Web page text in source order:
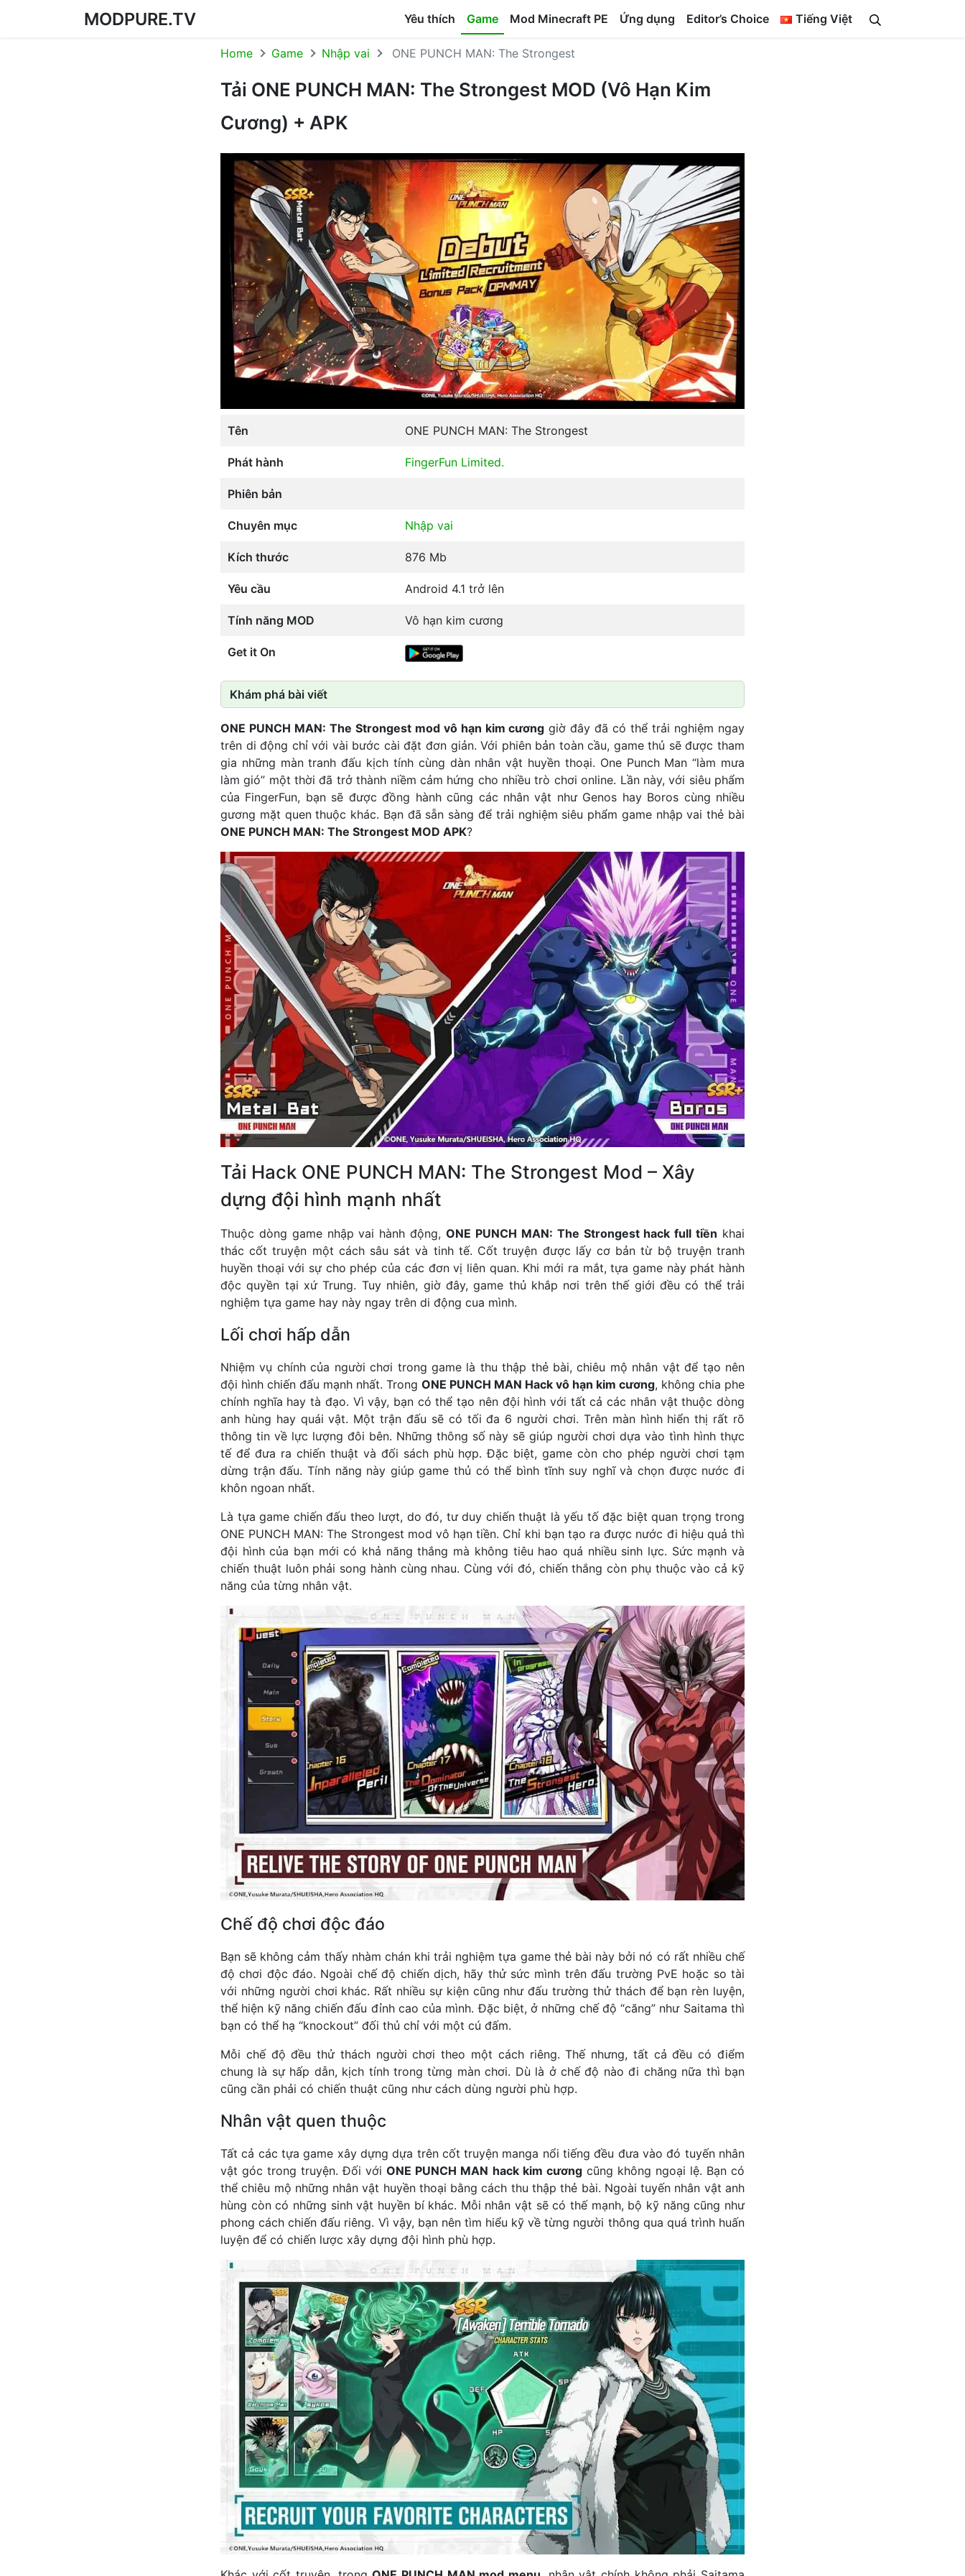
MODPURE.TV Yêu thích Game Mod Minecraft PE Ứng dụng Editor’s Choice Tiếng Việt
Home Game Nhập vai ONE PUNCH MAN: The Strongest
Tải ONE PUNCH MAN: The Strongest MOD (Vô Hạn Kim
Cương) + APK
Tên ONE PUNCH MAN: The Strongest
Phát hành FingerFun Limited.
Phiên bản
Chuyên mục Nhập vai
Kích thước 876 Mb
Yêu cầu Android 4.1 trở lên
Tính năng MOD Vô hạn kim cương
Get it On
Khám phá bài viết
ONE PUNCH MAN: The Strongest mod vô hạn kim cương giờ đây đã có thể trải nghiệm ngay
trên di động chỉ với vài bước cài đặt đơn giản. Với phiên bản toàn cầu, game thủ sẽ được tham
gia những màn tranh đấu kịch tính cùng dàn nhân vật huyền thoại. One Punch Man “làm mưa
làm gió” một thời đã trở thành niềm cảm hứng cho nhiều trò chơi online. Lần này, với siêu phẩm
của FingerFun, bạn sẽ được đồng hành cũng các nhân vật như Genos hay Boros cùng nhiều
gương mặt quen thuộc khác. Bạn đã sẵn sàng để trải nghiệm siêu phẩm game nhập vai thẻ bài
ONE PUNCH MAN: The Strongest MOD APK?
Tải Hack ONE PUNCH MAN: The Strongest Mod – Xây
dựng đội hình mạnh nhất
Thuộc dòng game nhập vai hành động,ONE PUNCH MAN: The Strongest hack full tiền khai
thác cốt truyện một cách sâu sát và tinh tế. Cốt truyện được lấy cơ bản từ bộ truyện tranh
huyền thoại với sự cho phép của các đơn vị liên quan. Khi mới ra mắt, tựa game này phát hành
độc quyền tại xứ Trung. Tuy nhiên, giờ đây, game thủ khắp nơi trên thế giới đều có thể trải
nghiệm tựa game hay này ngay trên di động cua mình.
Lối chơi hấp dẫn
Nhiệm vụ chính của người chơi trong game là thu thập thẻ bài, chiêu mộ nhân vật để tạo nên
đội hình chiến đấu mạnh nhất. Trong ONE PUNCH MAN Hack vô hạn kim cương, không chia phe
chính nghĩa hay tà đạo. Vì vậy, bạn có thể tạo nên đội hình với tất cả các nhân vật thuộc dòng
anh hùng hay quái vật. Một trận đấu sẽ có tối đa 6 người chơi. Trên màn hình hiển thị rất rõ
thông tin về lực lượng đôi bên. Những thông số này sẽ giúp người chơi dựa vào tình hình thực
tế để đưa ra chiến thuật và đối sách phù hợp. Đặc biệt, game còn cho phép người chơi tạm
dừng trận đấu. Tính năng này giúp game thủ có thể bình tĩnh suy nghĩ và chọn được nước đi
khôn ngoan nhất.
Là tựa game chiến đấu theo lượt, do đó, tư duy chiến thuật là yếu tố đặc biệt quan trọng trong
ONE PUNCH MAN: The Strongest mod vô hạn tiền. Chỉ khi bạn tạo ra được nước đi hiệu quả thì
đội hình của bạn mới có khả năng thắng mà không tiêu hao quá nhiều sinh lực. Sức mạnh và
chiến thuật luôn phải song hành cùng nhau. Cùng với đó, chiến thắng còn phụ thuộc vào cả kỹ
năng của từng nhân vật.
Chế độ chơi độc đáo
Bạn sẽ không cảm thấy nhàm chán khi trải nghiệm tựa game thẻ bài này bởi nó có rất nhiều chế
độ chơi độc đáo. Ngoài chế độ chiến dịch, hãy thử sức mình trên đấu trường PvE hoặc so tài
với những người chơi khác. Rất nhiều sự kiện cũng như đấu trường thử thách để bạn rèn luyện,
thể hiện kỹ năng chiến đấu đỉnh cao của mình. Đặc biệt, ở những chế độ “căng” như Saitama thì
bạn có thể hạ “knockout” đối thủ chỉ với một cú đấm.
Mỗi chế độ đều thử thách người chơi theo một cách riêng. Thế nhưng, tất cả đều có điểm
chung là sự hấp dẫn, kịch tính trong từng màn chơi. Dù là ở chế độ nào đi chăng nữa thì bạn
cũng cần phải có chiến thuật cũng như cách dùng người phù hợp.
Nhân vật quen thuộc
Tất cả các tựa game xây dựng dựa trên cốt truyện manga nổi tiếng đều đưa vào đó tuyến nhân
vật góc trong truyện. Đối vớiONE PUNCH MAN hack kim cươngcũng không ngoại lệ. Bạn có
thể chiêu mộ những nhân vật huyền thoại bằng cách thu thập thẻ bài. Ngoài tuyến nhân vật anh
hùng còn có những sinh vật huyền bí khác. Mỗi nhân vật sẽ có thế mạnh, bộ kỹ năng cũng như
phong cách chiến đấu riêng. Vì vậy, bạn nên tìm hiểu kỹ về từng người thông qua quá trình huấn
luyện để có chiến lược xây dựng đội hình phù hợp.